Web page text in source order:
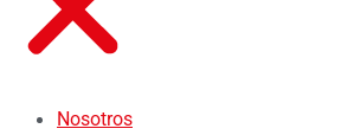
Nosotros